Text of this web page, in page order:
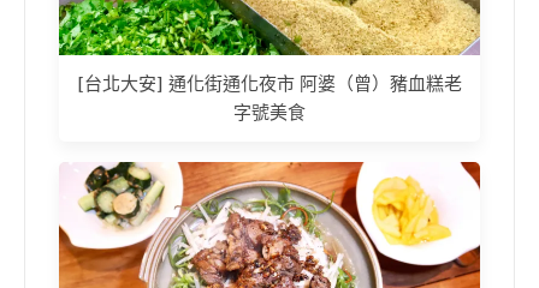
[台北大安] 通化街通化夜市 阿婆（曾）豬血糕老
字號美食